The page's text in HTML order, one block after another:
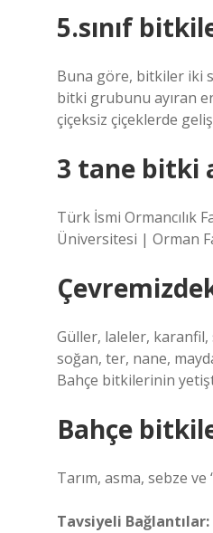
5.sınıf
Buna göre, bitkiler iki
bitki grubunu ayıran
çiçeksiz çiçeklerde
3 tane bitki
Türk İsmi Ormancılık
Üniversitesi | Orman
Güller, laleler, karanfil,
soğan, ter, nane,
Bahçe bitkilerinin
Bahçe
Tarım, asma, sebze
Tavsiyeli Bağlantılar: